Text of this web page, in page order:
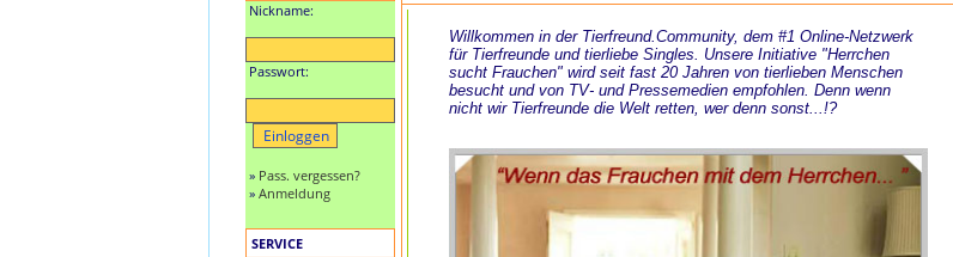
Nickname:
Passwort:
» Pass. vergessen?
» Anmeldung
SERVICE
Willkommen in der Tierfreund.Community, dem #1 Online-Netzwerk
für Tierfreunde und tierliebe Singles. Unsere Initiative "Herrchen
sucht Frauchen" wird seit fast 20 Jahren von tierlieben Menschen
besucht und von TV- und Pressemedien empfohlen. Denn wenn
nicht wir Tierfreunde die Welt retten, wer denn sonst...!?